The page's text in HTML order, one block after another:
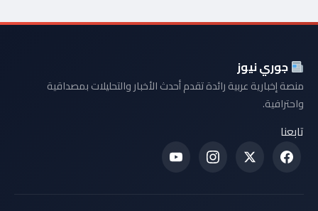
جوري نيوز
منصة إخبارية عربية رائدة تقدم أحدث الأخبار والتحليلات بمصداقية
واحترافية.
تابعنا